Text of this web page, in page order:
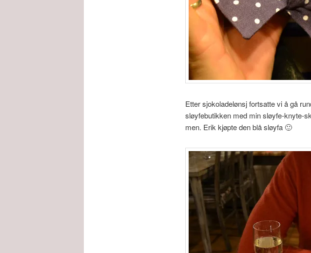
Etter sjokoladelønsj fortsatte vi å gå
sløyfebutikken med min sløyfe-knyte-
men. Erik kjøpte den blå sløyfa 🙂